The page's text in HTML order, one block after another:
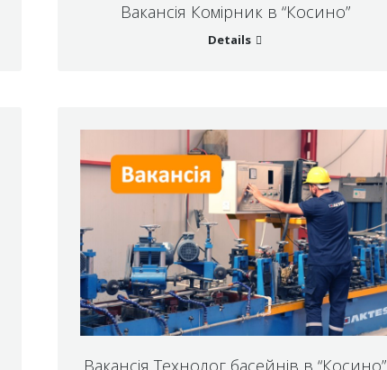
Вакансія Комірник в “Косино”
Details